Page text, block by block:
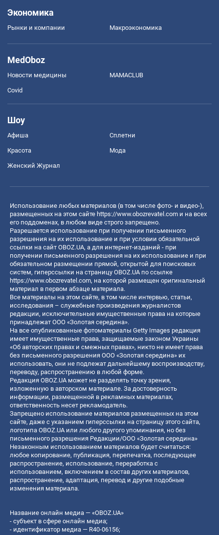
Экономика
Рынки и компании Mакроэкономика
MedOboz
Новости медицины MAMACLUB
Covid
Шоу
Афиша Сплетни
Красота Мода
Женский Журнал
Использование любых материалов (в том числе фото- и видео-),
размещенных на этом сайте https://www.obozrevatel.com и на всех
его поддоменах, в любом виде строго запрещено.
Разрешается использование при получении письменного
разрешения на их использование и при условии обязательной
ссылки на сайт OBOZ.UA, а для интернет-изданий - при
получении письменного разрешения на их использование и при
обязательном размещении прямой, открытой для поисковых
систем, гиперссылки на страницу OBOZ.UA по ссылке
https://www.obozrevatel.com, на которой размещен оригинальный
материал в первом абзаце материала.
Все материалы на этом сайте, в том числе интервью, статьи,
исследования – служебные произведения журналистов
редакции, исключительные имущественные права на которые
принадлежат ООО «Золотая середина».
На все опубликованные фотоматериалы Getty Images редакция
имеет имущественные права, защищаемые законом Украины
«Об авторских правах и смежных правах», никто не имеет права
без письменного разрешения ООО «Золотая середина» их
использовать, они не подлежат дальнейшему воспроизводству,
переводу, распространению в любой форме.
Редакция OBOZ.UA может не разделять точку зрения,
изложенную в авторском материале. За достоверность
информации, размещенной в рекламных материалах,
ответственность несет рекламодатель.
Запрещено использование материалов размещенных на этом
сайте, даже с указанием гиперссылки на страницу этого сайта,
логотипа OBOZ.UA или любого другого упоминания, но без
письменного разрешения Редакции/ООО «Золотая середина»
Незаконным использованием материалов будет считаться:
любое копирование, публикация, перепечатка, последующее
распространение, использование, переработка с
использованием, включением в состав других материалов,
распространение, адаптация, перевод и другие подобные
изменения материала.
Название онлайн медиа — «OBOZ.UA»
- субъект в сфере онлайн медиа;
- идентификатор медиа — R40-06156;